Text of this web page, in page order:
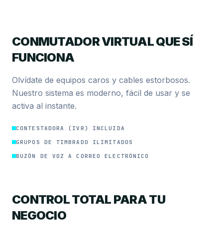
CONMUTADOR VIRTUAL QUE SÍ
FUNCIONA
Olvídate de equipos caros y cables estorbosos.
Nuestro sistema es moderno, fácil de usar y se
activa al instante.
CONTESTADORA (IVR) INCLUIDA
GRUPOS DE TIMBRADO ILIMITADOS
BUZÓN DE VOZ A CORREO ELECTRÓNICO
CONTROL TOTAL PARA TU
NEGOCIO